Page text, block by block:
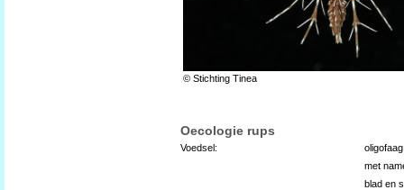
© Stichting Tinea
Oecologie rups
Voedsel:
met
blad en